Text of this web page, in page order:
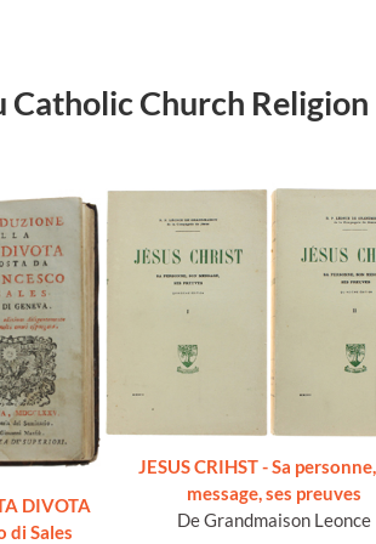
Church Religion
DIVOTA
di Sales
JESUS CRIHST - Sa
message, ses preuves
De Grandmaison Leonce